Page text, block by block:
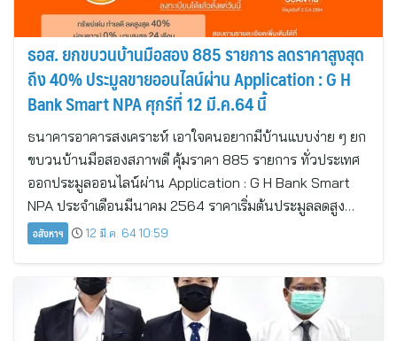
ธอส. ยกขบวนบ้านมือสอง 885 รายการ ลดราคาสูงสุด
ถึง 40% ประมูลขายออนไลน์ผ่าน Application : G H
Bank Smart NPA ศุกร์ที่ 12 มี.ค.64 นี้
ธนาคารอาคารสงเคราะห์ เอาใจคนอยากมีบ้านแบบง่าย ๆ ยก
ขบวนบ้านมือสองสภาพดี คุ้มราคา 885 รายการ ทั่วประเทศ
ออกประมูลออนไลน์ผ่าน Application : G H Bank Smart
NPA ประจำเดือนมีนาคม 2564 ราคาเริ่มต้นประมูลลดสูง…
อสังหาฯ 12 มี.ค. 64 10:59